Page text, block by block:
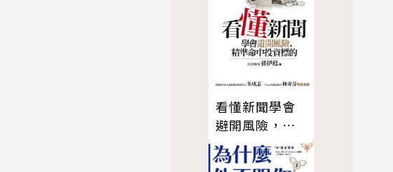
看懂新聞學會
避開風險，精
準命中投資標
的